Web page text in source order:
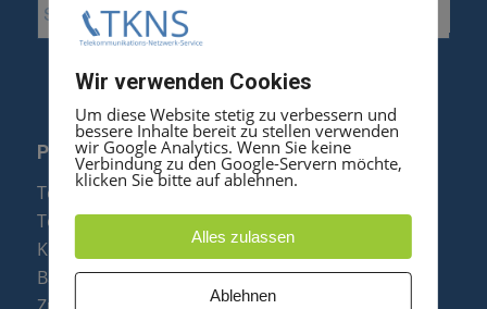
PRODUKTE
Telefonanlagen
Telefone
Konftel Konferenztelefone
Baugruppen
Wir verwenden Cookies
Um diese Website stetig zu verbessern und
bessere Inhalte bereit zu stellen verwenden
wir Google Analytics. Wenn Sie keine
Verbindung zu den Google-Servern möchte,
klicken Sie bitte auf ablehnen.
Alles zulassen
Ablehnen